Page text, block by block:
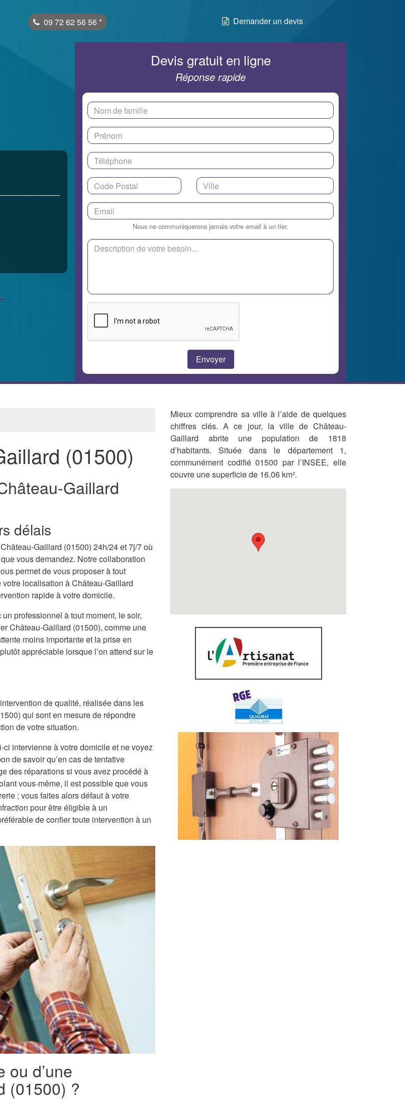
09 72 62 56 56 * Demander un devis
Devis gratuit en ligne
Réponse rapide
Nous ne communiquerons jamais votre email à un tier.
(01500)
Gaillard
délais
Gaillard (01500) 24h/24 et 7j/7 où
vous demandez. Notre collaboration
permet de vous proposer à tout
localisation à Château-Gaillard
rapide à votre domicile.
professionnel à tout moment, le soir,
Château-Gaillard (01500), comme une
moins importante et la prise en
appréciable lorsque l’on attend sur le
de qualité, réalisée dans les
qui sont en mesure de répondre
de votre situation.
intervienne à votre domicile et ne voyez
de savoir qu’en cas de tentative
des réparations si vous avez procédé à
vous-même, il est possible que vous
; vous faites alors défaut à votre
pour être éligible à un
de confier toute intervention à un
ou d’une
(01500) ?
Mieux comprendre sa ville à l’aide de quelques
chiffres clés. A ce jour, la ville de Château-
Gaillard abrite une population de 1818
d’habitants. Située dans le département 1,
communément codifié 01500 par l’INSEE, elle
couvre une superficie de 16.06 km².